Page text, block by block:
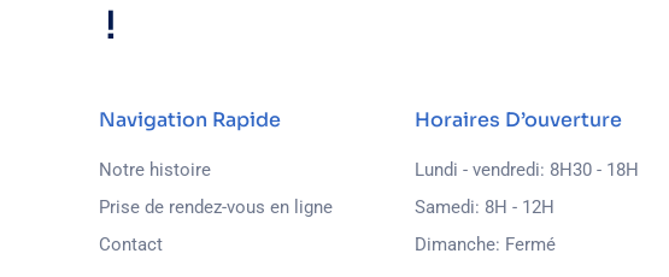
!
Navigation Rapide
Notre histoire
Prise de rendez-vous en ligne
Contact
Horaires D’ouverture
Lundi - vendredi: 8H30 - 18H
Samedi: 8H - 12H
Dimanche: Fermé